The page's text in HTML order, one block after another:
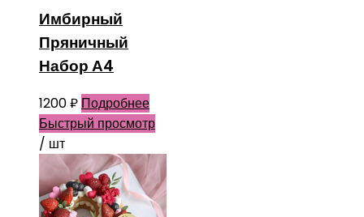
Имбирный
Пряничный
Набор А4
1200₽ Подробнее
Быстрый просмотр
/ шт